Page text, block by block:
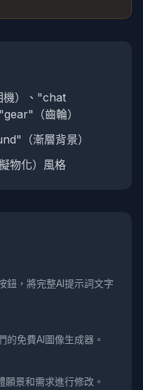
機）、"chat
（齒輪）
（漸層背景）
物化）風格
鈕，將完整AI提示詞文字
的免費AI圖像生成器。
願景和需求進行修改。